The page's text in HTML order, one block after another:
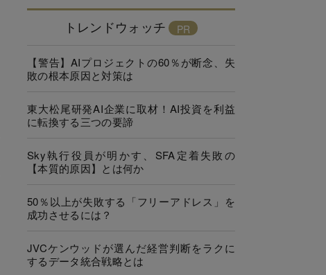
トレンドウォッチ
【警告】AIプロジェクトの60％が断念、失
敗の根本原因と対策は
東大松尾研発AI企業に取材！AI投資を利益
に転換する三つの要諦
Sky執行役員が明かす、SFA定着失敗の
【本質的原因】とは何か
50％以上が失敗する「フリーアドレス」を
成功させるには？
JVCケンウッドが選んだ経営判断をラクに
するデータ統合戦略とは